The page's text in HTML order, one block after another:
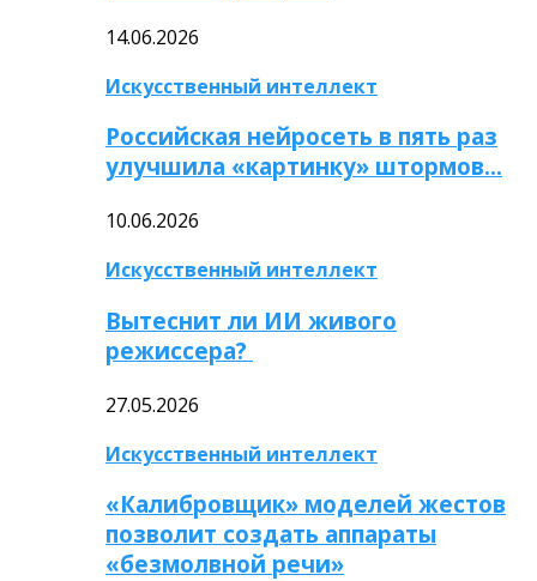
14.06.2026
Искусственный интеллект
Российская нейросеть в пять раз
улучшила «картинку» штормов…
10.06.2026
Искусственный интеллект
Вытеснит ли ИИ живого
режиссера?
27.05.2026
Искусственный интеллект
«Калибровщик» моделей жестов
позволит создать аппараты
«безмолвной речи»